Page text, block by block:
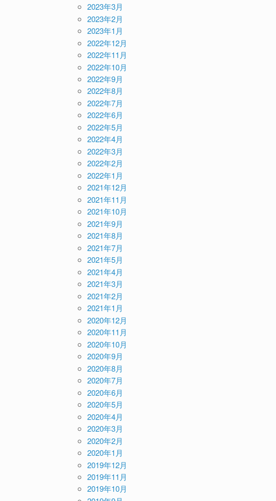
2023年3月
2023年2月
2023年1月
2022年12月
2022年11月
2022年10月
2022年9月
2022年8月
2022年7月
2022年6月
2022年5月
2022年4月
2022年3月
2022年2月
2022年1月
2021年12月
2021年11月
2021年10月
2021年9月
2021年8月
2021年7月
2021年5月
2021年4月
2021年3月
2021年2月
2021年1月
2020年12月
2020年11月
2020年10月
2020年9月
2020年8月
2020年7月
2020年6月
2020年5月
2020年4月
2020年3月
2020年2月
2020年1月
2019年12月
2019年11月
2019年10月